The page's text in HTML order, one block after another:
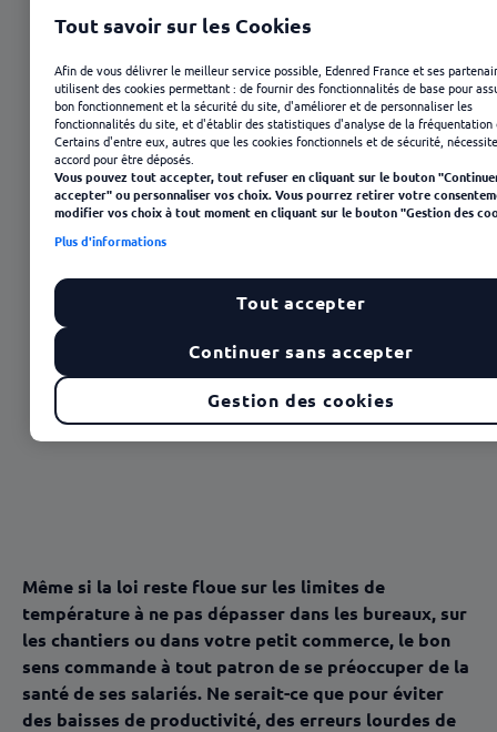
23 janvier 2025
Sommaire
La loi ne définit pas de seuil de température
Non au jusqu’au boutisme
Même si la loi reste floue sur les limites de
température à ne pas dépasser dans les bureaux, sur
les chantiers ou dans votre petit commerce, le bon
sens commande à tout patron de se préoccuper de la
santé de ses salariés. Ne serait-ce que pour éviter
des baisses de productivité, des erreurs lourdes de
Tout savoir sur les Cookies
Afin de vous délivrer le meilleur service possible, Edenred France et ses
utilisent des cookies permettant : de fournir des fonctionnalités de base pour
bon fonctionnement et la sécurité du site, d'améliorer et de personnaliser les
fonctionnalités du site, et d'établir des statistiques d'analyse de la fréquentation
Certains d'entre eux, autres que les cookies fonctionnels et de sécurité,
accord pour être déposés.
Vous pouvez tout accepter, tout refuser en cliquant sur le bouton
accepter" ou personnaliser vos choix. Vous pourrez retirer votre
modifier vos choix à tout moment en cliquant sur le bouton "Gestion des
Plus d'informations
Gestion des cookies
Continuer sans accepter
Tout accepter